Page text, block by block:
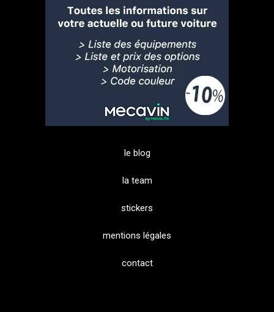
le blog
la team
stickers
mentions légales
contact